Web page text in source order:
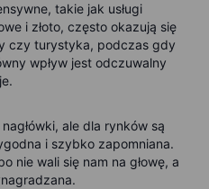
takie jak usługi
i złoto, często okazują się
czy turystyka, podczas gdy
wpływ jest odczuwalny
ale dla rynków są
i szybko zapomniana.
nie wali się nam na głowę, a